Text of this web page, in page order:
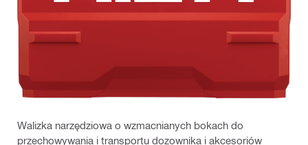
Walizka narzędziowa o wzmacnianych bokach do
przechowywania i transportu dozownika i akcesoriów